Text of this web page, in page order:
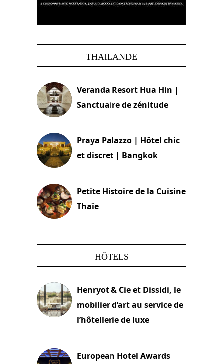
THAILANDE
Veranda Resort Hua Hin |
Sanctuaire de zénitude
Praya Palazzo | Hôtel chic
et discret | Bangkok
Petite Histoire de la Cuisine
Thaïe
HÔTELS
Henryot & Cie et Dissidi, le
mobilier d’art au service de
l’hôtellerie de luxe
European Hotel Awards